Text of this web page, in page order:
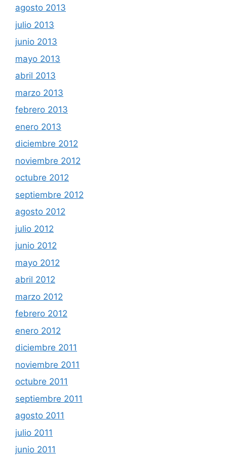
agosto 2013
julio 2013
junio 2013
mayo 2013
abril 2013
marzo 2013
febrero 2013
enero 2013
diciembre 2012
noviembre 2012
octubre 2012
septiembre 2012
agosto 2012
julio 2012
junio 2012
mayo 2012
abril 2012
marzo 2012
febrero 2012
enero 2012
diciembre 2011
noviembre 2011
octubre 2011
septiembre 2011
agosto 2011
julio 2011
junio 2011